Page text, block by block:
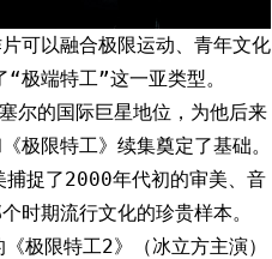
片可以融合极限运动、青年文化
极端特工”这一亚类型。
尔的国际巨星地位，为他后来
极限特工》续集奠定了基础。
捕捉了2000年代初的审美、音
时期流行文化的珍贵样本。
《极限特工2》（冰立方主演）